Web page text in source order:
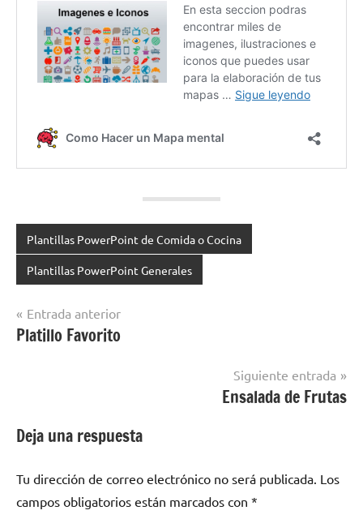
Plantillas PowerPoint de Comida o Cocina
Plantillas PowerPoint Generales
Navegación
de
Entrada anterior
Platillo Favorito
Siguiente entrada
Ensalada de Frutas
Deja una respuesta
Tu dirección de correo electrónico no será publicada. Los
campos obligatorios están marcados con *